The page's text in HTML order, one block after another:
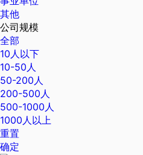
其他
公司规模
全部
10人以下
10-50人
50-200人
200-500人
500-1000人
1000人以上
重置
确定